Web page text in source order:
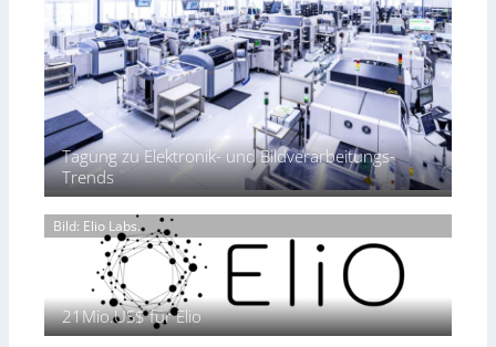
w
s
‘
N
i
g
h
t
2
0
2
6
z
u
r
T
h
r
m
o
g
r
a
f
i
e
ä
r
t
P
r
ä
s
z
i
n
E
M
E
Tagung zu Elektronik- und Bildverarbeitungs-
Trends
Bild: Elio Labs.
21Mio.US$ für Elio